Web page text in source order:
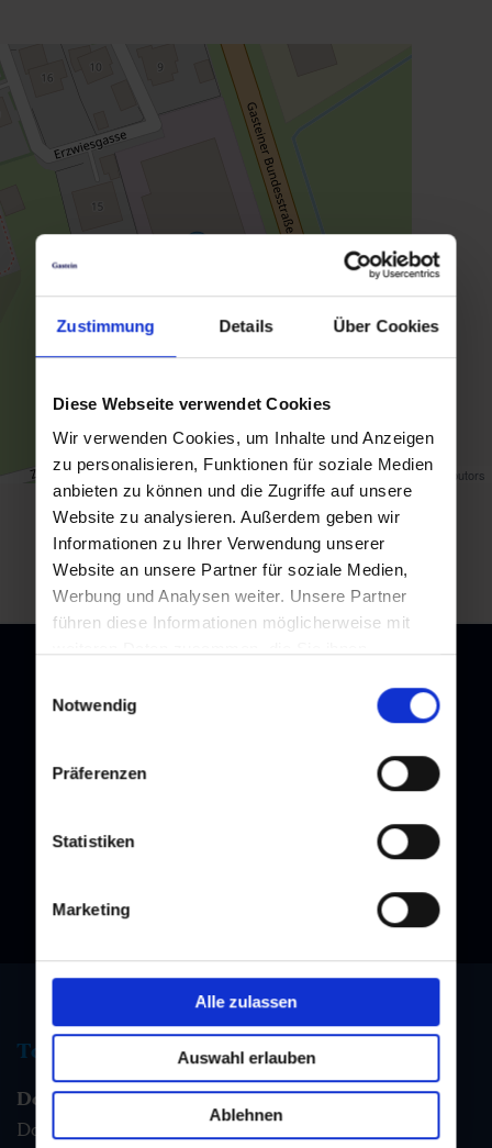
Zustimmung Details Über Cookies
Diese Webseite verwendet Cookies
Wir verwenden Cookies, um Inhalte und Anzeigen
zu personalisieren, Funktionen für soziale Medien
anbieten zu können und die Zugriffe auf unsere
Website zu analysieren. Außerdem geben wir
Informationen zu Ihrer Verwendung unserer
Website an unsere Partner für soziale Medien,
Werbung und Analysen weiter. Unsere Partner
führen diese Informationen möglicherweise mit
Nutzung der Dienste gesammelt haben.
Notwendig
Präferenzen
Statistiken
Marketing
Alle zulassen
Auswahl erlauben
Ablehnen
Map data ©OpenStreetMapcontributors
back to overview
Subscribe to our newsletter and stay up to date!
Tourist information
Dorfgastein
Dorfstraße 1,